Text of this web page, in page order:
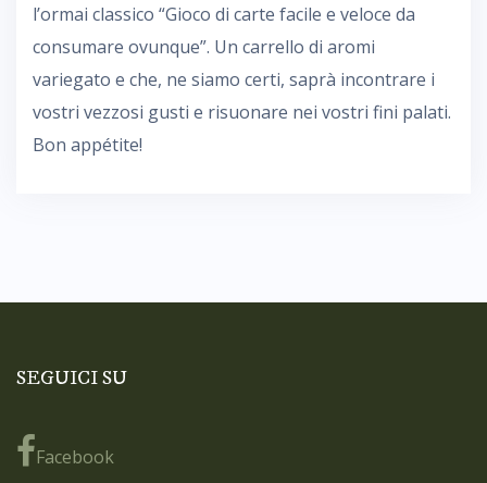
l’ormai classico “Gioco di carte facile e veloce da
consumare ovunque”. Un carrello di aromi
variegato e che, ne siamo certi, saprà incontrare i
vostri vezzosi gusti e risuonare nei vostri fini palati.
Bon appétite!
SEGUICI SU
Facebook